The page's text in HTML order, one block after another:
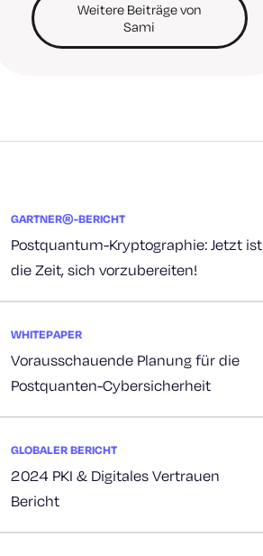
Weitere Beiträge von
Sami
GARTNER®-BERICHT
Postquantum-Kryptographie: Jetzt ist
die Zeit, sich vorzubereiten!
WHITEPAPER
Vorausschauende Planung für die
Postquanten-Cybersicherheit
GLOBALER BERICHT
2024 PKI & Digitales Vertrauen
Bericht